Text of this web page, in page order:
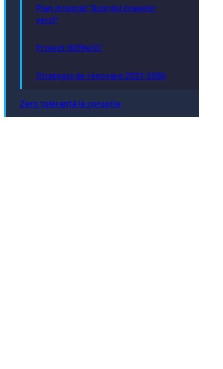
Plan integrat “Acordul orașelor
verzi”
Proiect BiOReSC
Strategia de renovare 2021-2050
Zero toleranță la corupție